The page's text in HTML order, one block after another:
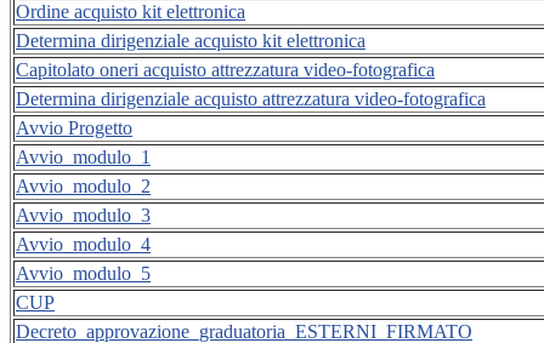
Ordine acquisto kit elettronica
Determina dirigenziale acquisto kit elettronica
Capitolato oneri acquisto attrezzatura video-fotografica
Determina dirigenziale acquisto attrezzatura video-fotografica
Avvio Progetto
Avvio_modulo_1
Avvio_modulo_2
Avvio_modulo_3
Avvio_modulo_4
Avvio_modulo_5
CUP
Decreto_approvazione_graduatoria_ESTERNI_FIRMATO